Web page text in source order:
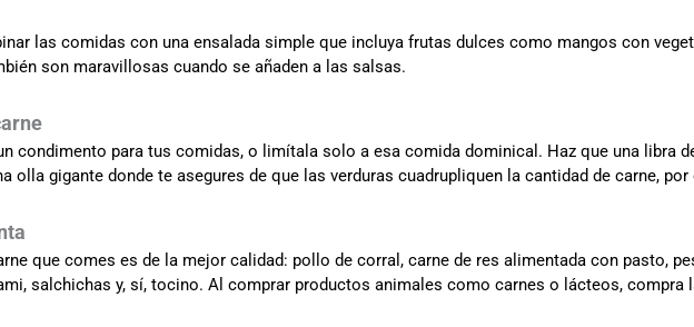
las comidas con una ensalada simple que incluya frutas dulces como mangos con
son maravillosas cuando se añaden a las salsas.
condimento para tus comidas, o limítala solo a esa comida dominical. Haz que una libra
olla gigante donde te asegures de que las verduras cuadrupliquen la cantidad de carne, por
que comes es de la mejor calidad: pollo de corral, carne de res alimentada con pasto,
salchichas y, sí, tocino. Al comprar productos animales como carnes o lácteos, compra